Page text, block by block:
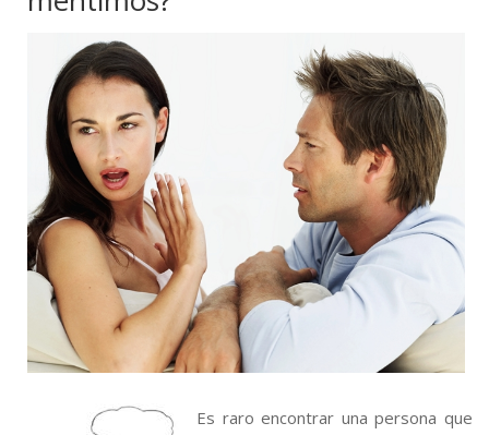
Es raro encontrar una persona que